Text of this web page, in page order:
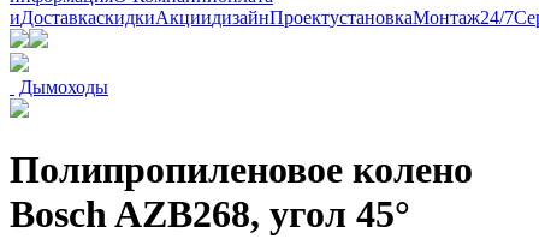
иДоставкаскидкиАкциидизайнПроектустановкаМонтаж24/7
Дымоходы
Полипропиленовое колено
Bosch AZB268, угол 45°